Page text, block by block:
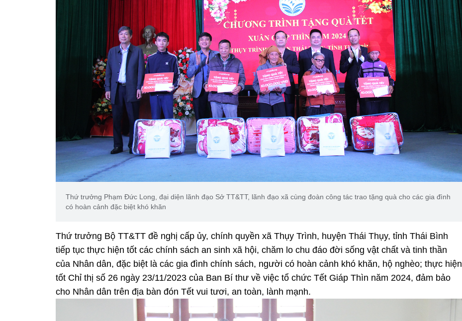
Thứ trưởng Phạm Đức Long, đại diện lãnh đạo Sở TT&TT, lãnh đạo xã cùng đoàn công tác trao tặng quà cho các gia đình
có hoàn cảnh đặc biệt khó khăn
Thứ trưởng Bộ TT&TT đề nghị cấp ủy, chính quyền xã Thụy Trình, huyện Thái Thụy, tỉnh Thái Bình
tiếp tục thực hiện tốt các chính sách an sinh xã hội, chăm lo chu đáo đời sống vật chất và tinh thần
của Nhân dân, đặc biệt là các gia đình chính sách, người có hoàn cảnh khó khăn, hộ nghèo; thực hiện
tốt Chỉ thị số 26 ngày 23/11/2023 của Ban Bí thư về việc tổ chức Tết Giáp Thìn năm 2024, đảm bảo
cho Nhân dân trên địa bàn đón Tết vui tươi, an toàn, lành mạnh.